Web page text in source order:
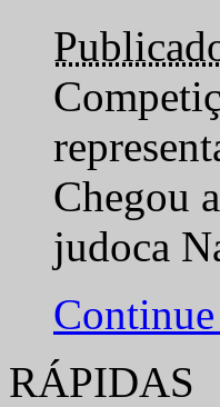
Chegou
judoca
RÁPIDAS